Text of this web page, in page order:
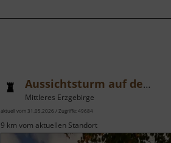
Aussichtsturm auf dem Scheibenberg
Mittleres Erzgebirge
aktuell vom 31.05.2026 / Zugriffe: 49684
9 km vom aktuellen Standort